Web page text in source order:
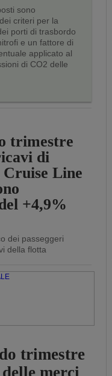
sono
criteri per la
porti di trasbordo
e un fattore di
applicato al
di CO2 delle
trimestre
di
Line
+4,9%
dei passeggeri
della flotta
trimestre
merci